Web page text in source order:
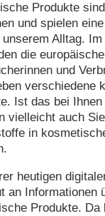
die bei manchen
können.
das Produkt für
ist.
Produkte
und spielen
unserem Alltag.
die
und
verschiedene
Ist das bei
vielleicht auch
in
heutigen
an Informationen
Produkte. Da